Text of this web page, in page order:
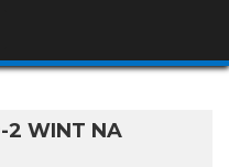
2 WINT NA